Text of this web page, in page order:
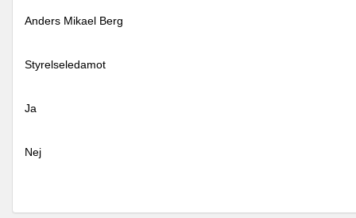
Anders Mikael Berg
Styrelseledamot
Ja
Nej